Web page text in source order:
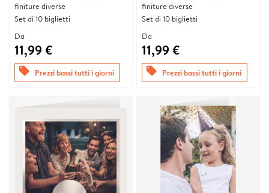
finiture diverse
Set di 10 biglietti
Da
11,99 €
offers Prezzi bassi tutti i giorni
finiture diverse
Set di 10 biglietti
Da
11,99 €
offers Prezzi bassi tutti i giorni